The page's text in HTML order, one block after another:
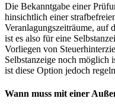
Die Bekanntgabe einer
hinsichtlich einer
Veranlagungszeiträume, auf
ist es also für eine
Vorliegen von
Selbstanzeige noch möglich
ist diese Option jedoch
Wann muss mit einer